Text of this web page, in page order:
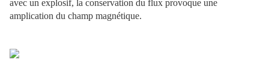
avec un explosif, la conservation du flux provoque une
amplication du champ magnétique.